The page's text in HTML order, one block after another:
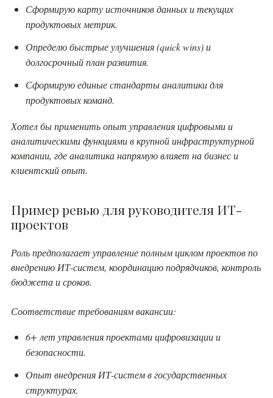
Сформирую карту источников данных и текущих
продуктовых метрик.
Определю быстрые улучшения (quick wins) и
долгосрочный план развития.
Сформирую единые стандарты аналитики для
продуктовых команд.
Хотел бы применить опыт управления цифровыми и
аналитическими функциями в крупной инфраструктурной
компании, где аналитика напрямую влияет на бизнес и
клиентский опыт.
Пример ревью для руководителя ИТ-
проектов
Роль предполагает управление полным циклом проектов по
внедрению ИТ-систем, координацию подрядчиков, контроль
бюджета и сроков.
Соответствие требованиям вакансии:
6+ лет управления проектами цифровизации и
безопасности.
Опыт внедрения ИТ-систем в государственных
структурах.